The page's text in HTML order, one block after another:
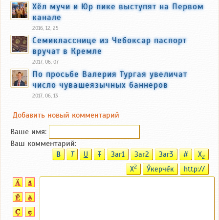
Хӗл мучи и Юр пике выступят на Первом
канале
2016, 12, 25
Семикласснице из Чебоксар паспорт
вручат в Кремле
2017, 06, 07
По просьбе Валерия Тургая увеличат
число чувашеязычных баннеров
2017, 06, 13
Добавить новый комментарий
Ваше имя:
Ваш комментарий:
B T U T Заг1 Заг2 Заг3 # X2
X2 Ӳкерчĕк http://